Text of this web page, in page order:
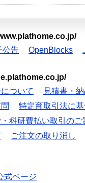
公告 OpenBlocks
ついて
見積書・
特定商取引法に
科研費払い取引のご
ご注文の取り消し
式ページ